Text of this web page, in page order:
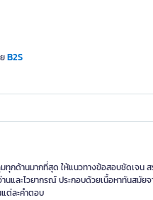
B2S
กด้านมากที่สุด ให้แนวทางข้อสอบชัดเจน
และไวยากรณ์ ประกอบด้วยเนื้อหาทันสมัยจ
แต่ละคำตอบ